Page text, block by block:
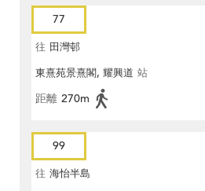
77
往 田灣邨
東熹苑景熹閣, 耀興道 站
距離 270m
99
往 海怡半島